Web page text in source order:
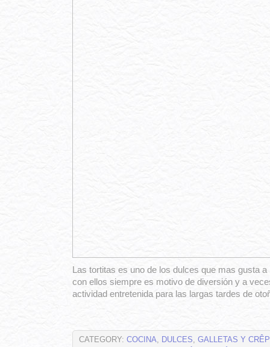
Las tortitas es uno de los dulces que mas gusta
con ellos siempre es motivo de diversión y a
actividad entretenida para las largas tardes de
CATEGORY: COCINA, DULCES, GALLETAS Y